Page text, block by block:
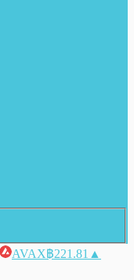
AVAX฿221.81 ▲